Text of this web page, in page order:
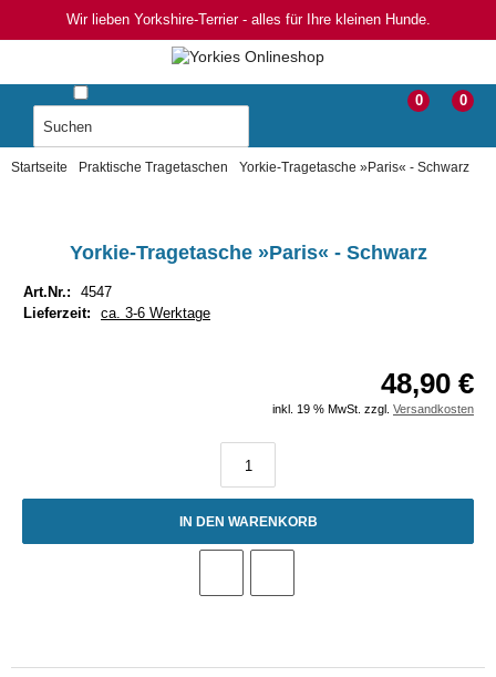
Wir lieben Yorkshire-Terrier - alles für Ihre kleinen Hunde.
0
0
Startseite Praktische Tragetaschen Yorkie-Tragetasche »Paris« - Schwarz
Yorkie-Tragetasche »Paris« - Schwarz
Art.Nr.:
4547
Lieferzeit:
ca. 3-6 Werktage
48,90 €
inkl. 19 % MwSt. zzgl. Versandkosten
IN DEN WARENKORB